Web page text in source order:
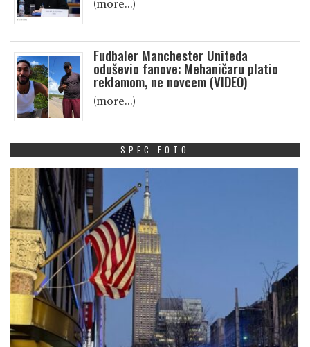
(more…)
Fudbaler Manchester Uniteda
oduševio fanove: Mehaničaru platio
reklamom, ne novcem (VIDEO)
(more…)
SPEC FOTO